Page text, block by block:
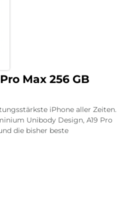
Max 256 GB
iPhone aller Zeiten.
Unibody Design, A19 Pro
die bisher beste